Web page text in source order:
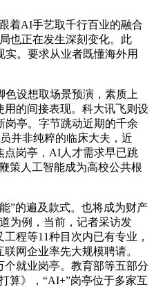
AI手艺取千行百业的融合
也正在发生深刻变化。此
。要求从业者既懂海外用
设想取场景预演，素质上
的间接表现。科大讯飞则设
亭。字节跳动近期的千余
并非纯粹的临床大夫，近
点岗亭，AI人才需求早已跳
策人工智能成为高校公共根
的遍及款式。也将成为财产
为例，当前，记者采访发
程等11种目次内已有专业，
网企业率先大规模聘请。
个就业岗亭。教育部等五部分
算》，“AI+”岗亭位于多家互